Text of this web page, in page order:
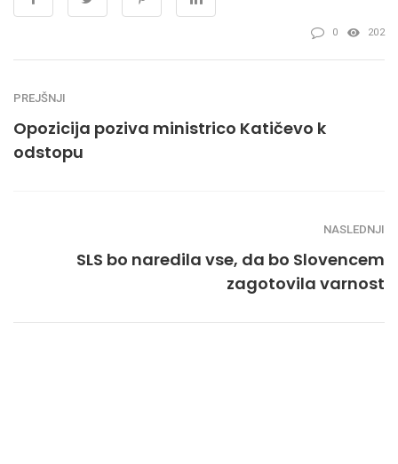
0 202
PREJŠNJI
Opozicija poziva ministrico Katičevo k
odstopu
NASLEDNJI
SLS bo naredila vse, da bo Slovencem
zagotovila varnost